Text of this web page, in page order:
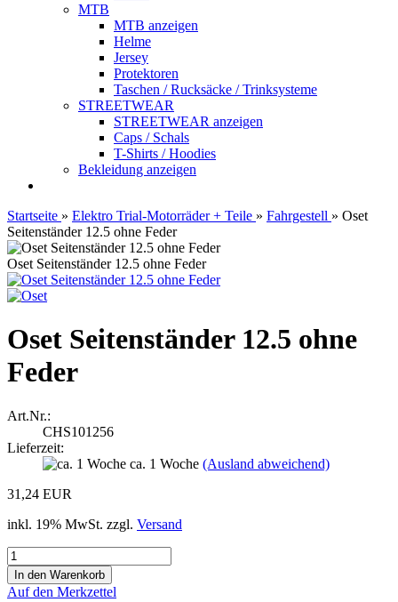
MTB
MTB anzeigen
Helme
Jersey
Protektoren
Taschen / Rucksäcke / Trinksysteme
STREETWEAR
STREETWEAR anzeigen
Caps / Schals
T-Shirts / Hoodies
Bekleidung anzeigen
Startseite » Elektro Trial-Motorräder + Teile » Fahrgestell » Oset
Seitenständer 12.5 ohne Feder
Oset Seitenständer 12.5 ohne Feder
Oset Seitenständer 12.5 ohne
Feder
Art.Nr.:
CHS101256
Lieferzeit:
ca. 1 Woche (Ausland abweichend)
31,24 EUR
inkl. 19% MwSt. zzgl. Versand
Auf den Merkzettel